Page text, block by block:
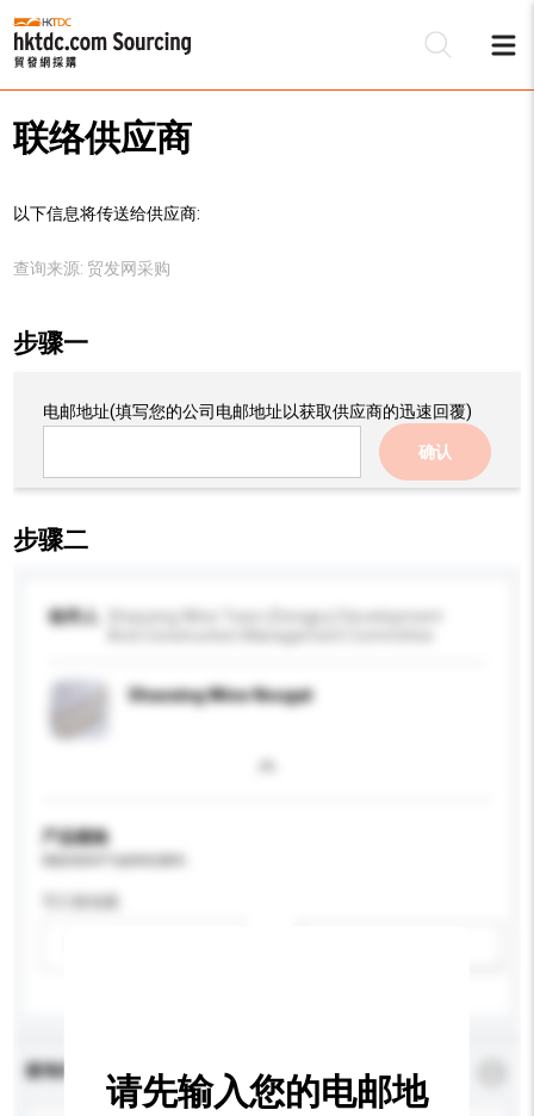
联络供应商
以下信息将传送给供应商:
查询来源: 贸发网采购
步骤一
电邮地址(填写您的公司电邮地址以获取供应商的迅速回覆)
确认
步骤二
收件人
Shaoxing Wine Town (Dongpu) Development
Shaoxing Wine Nougat
产品规格
查询内容 *必须填写
请先输入您的电邮地